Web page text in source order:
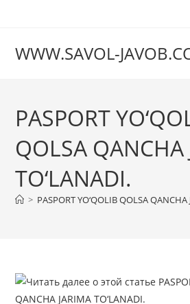
WWW.SAVOL-
PASPORT
QOLSA QANCHA
TO‘LANADI.
> PASPORT YO‘QOLIB QOLSA